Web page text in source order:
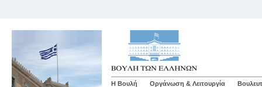
Η Βουλή Οργάνωση & Λειτουργία